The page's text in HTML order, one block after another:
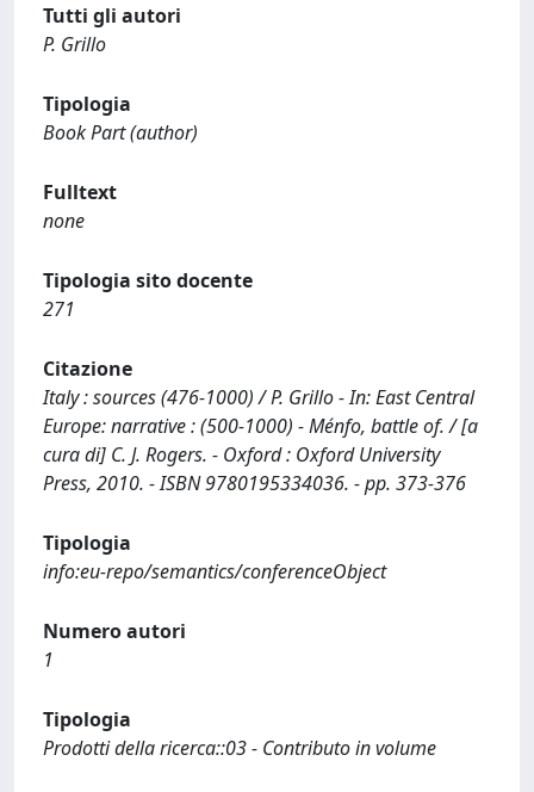
Tutti gli autori
P. Grillo
Tipologia
Book Part (author)
Fulltext
none
Tipologia sito docente
271
Citazione
Italy : sources (476-1000) / P. Grillo - In: East Central
Europe: narrative : (500-1000) - Ménfo, battle of. / [a
cura di] C. J. Rogers. - Oxford : Oxford University
Press, 2010. - ISBN 9780195334036. - pp. 373-376
Tipologia
info:eu-repo/semantics/conferenceObject
Numero autori
1
Tipologia
Prodotti della ricerca::03 - Contributo in volume